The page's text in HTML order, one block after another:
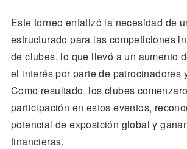
Este torneo enfatizó la necesidad de
estructurado para las competiciones
de clubes, lo que llevó a un aumento
el interés por parte de patrocinadores
Como resultado, los clubes
participación en estos eventos,
potencial de exposición global y
financieras.